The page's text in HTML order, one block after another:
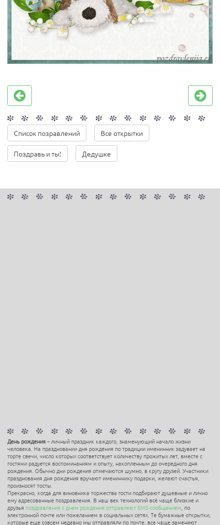
Список позравлений Все открытки
Поздравь и ты! Дедушке
День рождения– личный праздник каждого, знаменующий начало жизни
человека. На праздновании дня рождения по традиции именинник задувает на
торте свечи, число которых соответствует количеству прожитых лет, вместе с
гостями радуется воспоминаниям и опыту, накопленным до очередного дня
рождения. Обычно дни рождения отмечаются шумно, в кругу друзей. Участники
празднования дня рождения вручают имениннику подарки, желают счастья,
произносят тосты.
Прекрасно, когда для виновника торжества гости подбирают душевные и лично
ему адресованные поздравления. В наш век технологий всё чаще близкие и
друзья поздравления с днем рождения отправляют SMS-сообщением , по
электронной почте или пожеланием в социальных сетях. Те бумажные открытки,
которые еще совсем недавно мы отправляли по почте, все чаще заменяют